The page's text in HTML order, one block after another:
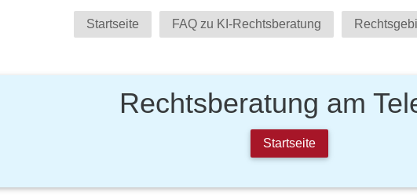
Startseite FAQ zu KI-Rechtsberatung
Rechtsberatung am
Startseite